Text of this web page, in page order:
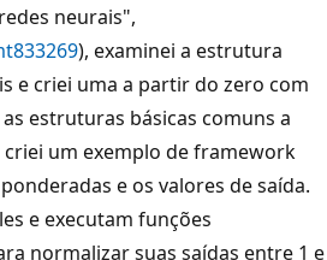
neurais",
), examinei a estrutura
e criei uma a partir do zero com
estruturas básicas comuns a
um exemplo de framework
e os valores de saída.
e executam funções
normalizar suas saídas entre 1 e